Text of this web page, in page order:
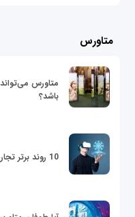
متاورس
متاورس
باشد؟
10 روند برتر تجارت و فناوری در سال 2022